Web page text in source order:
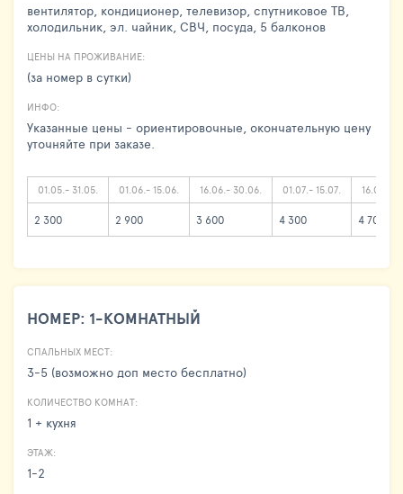
вентилятор, кондиционер, телевизор, спутниковое ТВ,
холодильник, эл. чайник, СВЧ, посуда, 5 балконов
ЦЕНЫ НА ПРОЖИВАНИЕ:
(за номер в сутки)
ИНФО:
Указанные цены - ориентировочные, окончательную цену
уточняйте при заказе.
01.05.- 31.05. 01.06.- 15.06. 16.06.- 30.06. 01.07.- 15.07. 16.07.-
2 300 2 900 3 600 4 300 4 700
НОМЕР: 1-КОМНАТНЫЙ
СПАЛЬНЫХ МЕСТ:
3-5 (возможно доп место бесплатно)
КОЛИЧЕСТВО КОМНАТ:
1 + кухня
ЭТАЖ:
1-2